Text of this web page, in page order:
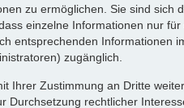
zu ermöglichen. Sie sind
einzelne Informationen nur
entsprechenden
zugänglich.
Ihrer Zustimmung an Dritte
rechtlicher